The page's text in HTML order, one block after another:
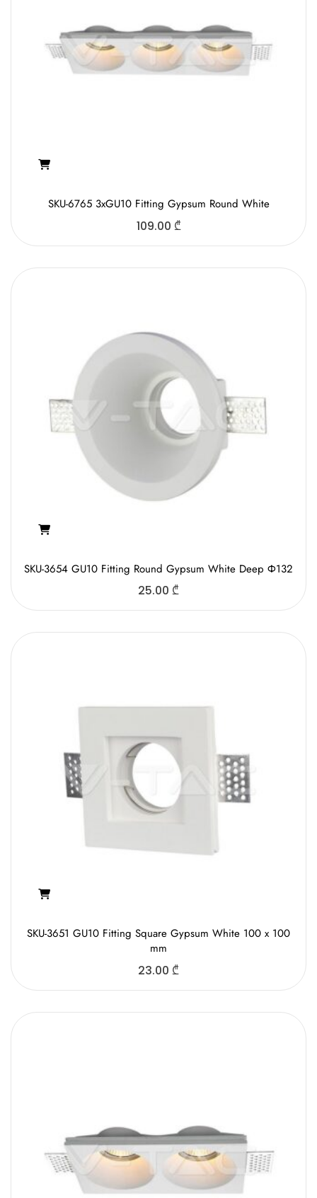
SKU-6765 3xGU10 Fitting Gypsum Round White
109.00 ₾
SKU-3654 GU10 Fitting Round Gypsum White Deep Ф132
25.00 ₾
SKU-3651 GU10 Fitting Square Gypsum White 100 x 100
mm
23.00 ₾